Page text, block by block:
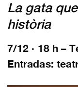
La gata
història
7/12 · 18 h –
Entradas: